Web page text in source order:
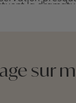
la
parc national
américain
sur